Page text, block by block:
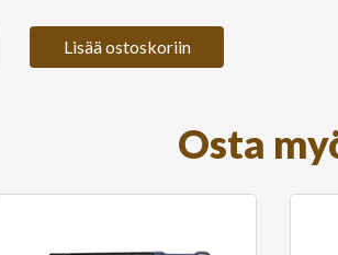
Lisää ostoskoriin
Osta